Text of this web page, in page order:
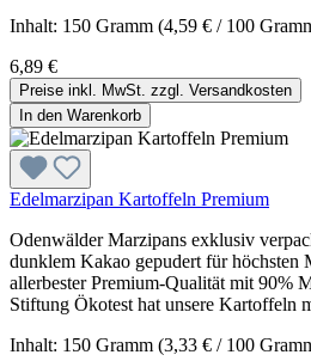
Inhalt: 150 Gramm (4,59 € / 100
6,89 €
Preise inkl. MwSt. zzgl. Versandkosten
In den Warenkorb
Edelmarzipan Kartoffeln Premium
Odenwälder Marzipans exklusiv
dunklem Kakao gepudert für höchsten
allerbester Premium-Qualität mit 90%
Stiftung Ökotest hat unsere Kartoffeln
Inhalt: 150 Gramm (3,33 € / 100